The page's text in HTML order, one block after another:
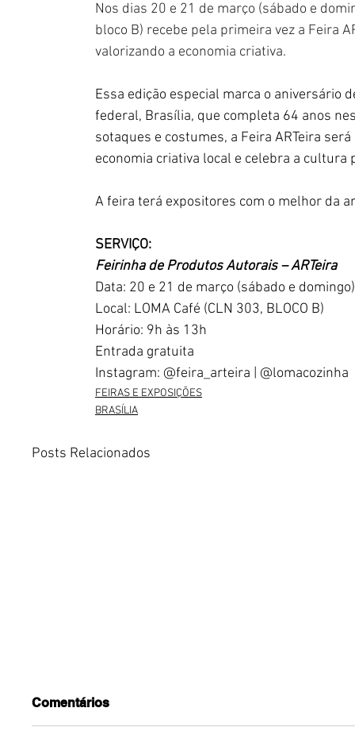
Nos dias 20 e 21 de março (sábado e
bloco B) recebe pela primeira vez a Feira
valorizando a economia criativa.
Essa edição especial marca o aniversário
federal, Brasília, que completa 64 anos
sotaques e costumes, a Feira ARTeira
economia criativa local e celebra a cultura
A feira terá expositores com o melhor da
SERVIÇO:
Feirinha de Produtos Autorais – ARTeira
Data: 20 e 21 de março (sábado e domingo)
Local: LOMA Café (CLN 303, BLOCO B)
Horário: 9h às 13h
Entrada gratuita
Instagram: @feira_arteira | @lomacozinha
FEIRAS E EXPOSIÇÕES
BRASÍLIA
Posts Relacionados
Comentários